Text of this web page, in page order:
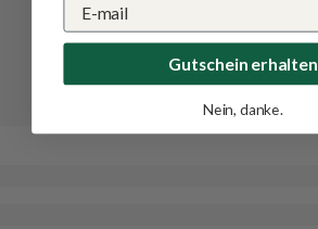
Gutschein erhalten
Nein, danke.